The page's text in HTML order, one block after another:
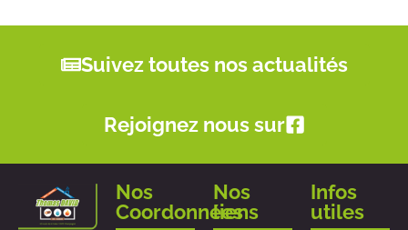
Suivez toutes nos actualités
Rejoignez nous sur
Nos
Coordonnées
Nos
liens
Infos
utiles